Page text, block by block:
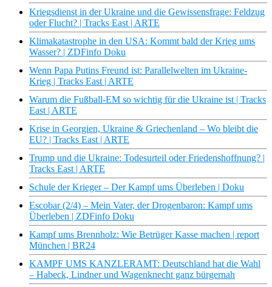
Kriegsdienst in der Ukraine und die Gewissensfrage: Feldzug
oder Flucht? | Tracks East | ARTE
Klimakatastrophe in den USA: Kommt bald der Krieg ums
Wasser? | ZDFinfo Doku
Wenn Papa Putins Freund ist: Parallelwelten im Ukraine-
Krieg | Tracks East | ARTE
Warum die Fußball-EM so wichtig für die Ukraine ist | Tracks
East | ARTE
Krise in Georgien, Ukraine & Griechenland – Wo bleibt die
EU? | Tracks East | ARTE
Trump und die Ukraine: Todesurteil oder Friedenshoffnung? |
Tracks East | ARTE
Schule der Krieger – Der Kampf ums Überleben | Doku
Escobar (2/4) – Mein Vater, der Drogenbaron: Kampf ums
Überleben | ZDFinfo Doku
Kampf ums Brennholz: Wie Betrüger Kasse machen | report
München | BR24
KAMPF UMS KANZLERAMT: Deutschland hat die Wahl
– Habeck, Lindner und Wagenknecht ganz bürgernah